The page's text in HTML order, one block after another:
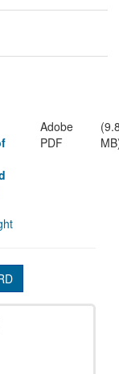
Adobe
PDF